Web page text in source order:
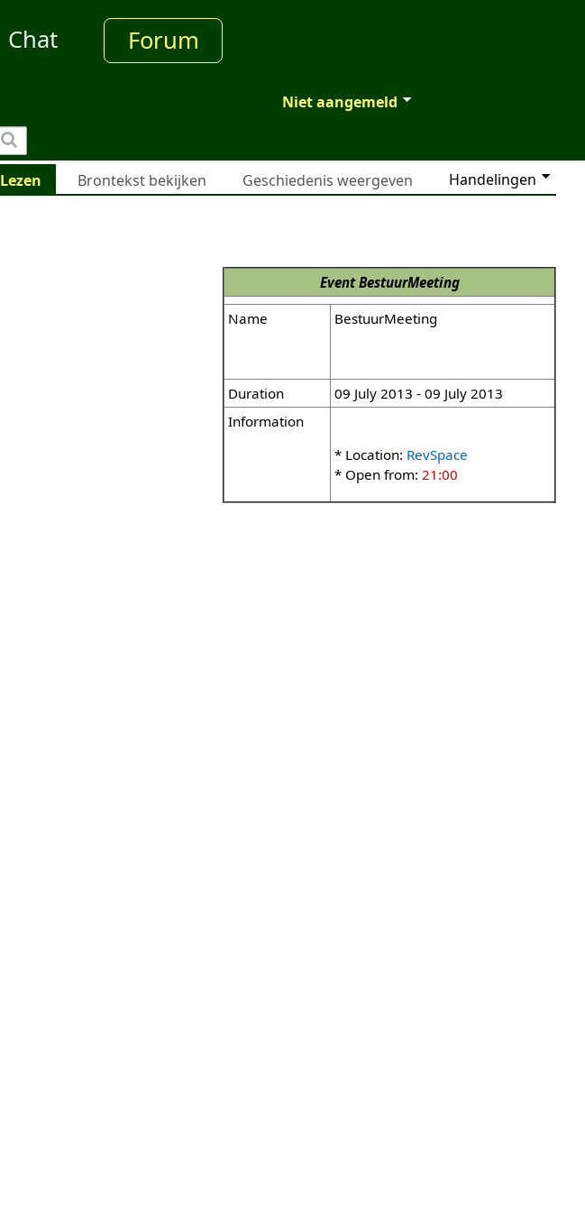
Chat Forum
Niet aangemeld
Handelingen
Lezen Brontekst bekijken Geschiedenis weergeven
EventBestuurMeeting
Name
BestuurMeeting
Duration
09 July 2013 - 09 July 2013
Information
* Location: RevSpace
* Open from: 21:00